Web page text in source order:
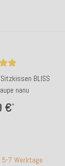
Sitzkissen BLISS
nanu
€*
7 Werktage